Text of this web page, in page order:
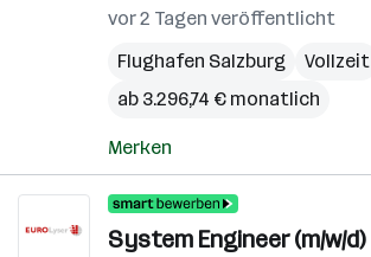
vor 2 Tagen veröffentlicht
Flughafen Salzburg
Vollzeit
ab 3.296,74 € monatlich
Merken
System Engineer (m/w/d)